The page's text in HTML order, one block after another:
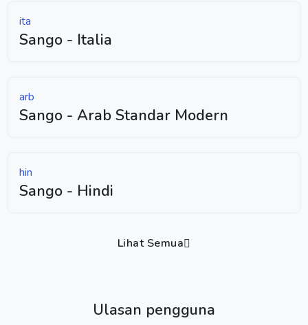
ita
Sango - Italia
arb
Sango - Arab Standar Modern
hin
Sango - Hindi
Lihat Semua
Ulasan pengguna